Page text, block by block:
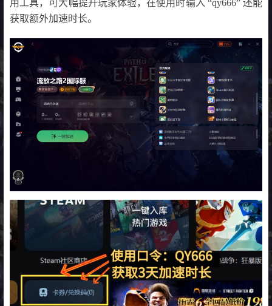
用工具，可大幅提升玩家体验，在使用时输入 “qy666” 还能
获取额外加速时长。